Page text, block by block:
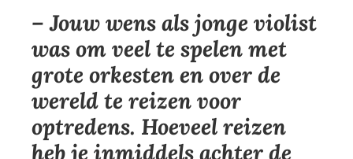
– Jouw wens als jonge violist
was om veel te spelen met
grote orkesten en over de
wereld te reizen voor
optredens. Hoeveel reizen
heb je inmiddels achter de